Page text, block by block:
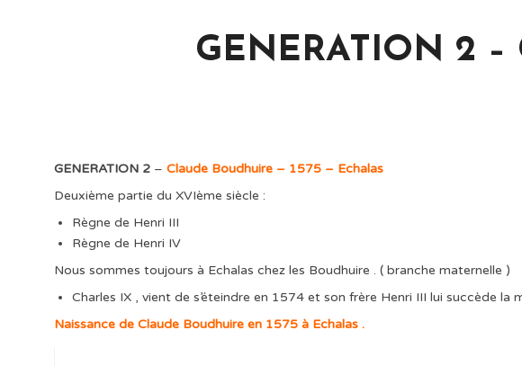
GENERATION 2 –
GENERATION 2 – Claude Boudhuire – 1575 – Echalas
Deuxième partie du XVIème siècle :
Règne de Henri III
Règne de Henri IV
Nous sommes toujours à Echalas chez les Boudhuire . ( branche maternelle )
Charles IX , vient de s’éteindre en 1574 et son frère Henri III lui succède la
Naissance de Claude Boudhuire en 1575 à Echalas .